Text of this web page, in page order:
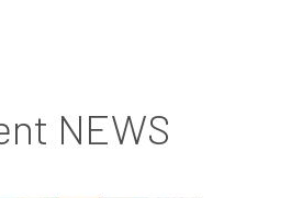
NEWS